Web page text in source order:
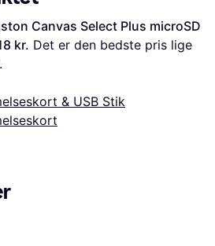
Canvas Select Plus microSD
kr. Det er den bedste pris lige
& USB Stik